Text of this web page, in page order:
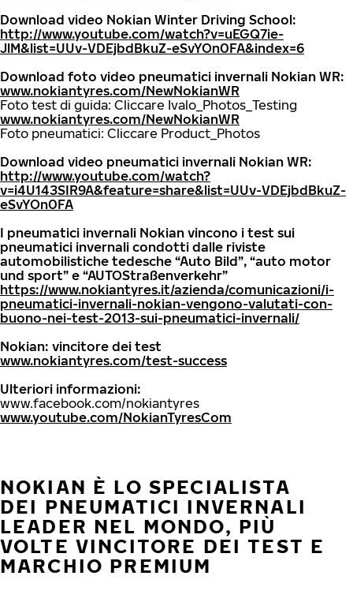
Download video Nokian Winter Driving School:
http://www.youtube.com/watch?v=uEGQ7ie-
JlM&list=UUv-VDEjbdBkuZ-eSvYOn0FA&index=6
Download foto video pneumatici invernali Nokian WR:
www.nokiantyres.com/NewNokianWR
Foto test di guida: Cliccare Ivalo_Photos_Testing
www.nokiantyres.com/NewNokianWR
Foto pneumatici: Cliccare Product_Photos
Download video pneumatici invernali Nokian WR:
http://www.youtube.com/watch?
v=i4U143SIR9A&feature=share&list=UUv-VDEjbdBkuZ-
eSvYOn0FA
I pneumatici invernali Nokian vincono i test sui
pneumatici invernali condotti dalle riviste
automobilistiche tedesche “Auto Bild”, “auto motor
und sport” e “AUTOStraßenverkehr”
https://www.nokiantyres.it/azienda/comunicazioni/i-
pneumatici-invernali-nokian-vengono-valutati-con-
buono-nei-test-2013-sui-pneumatici-invernali/
Nokian: vincitore dei test
www.nokiantyres.com/test-success
Ulteriori informazioni:
www.facebook.com/nokiantyres
www.youtube.com/NokianTyresCom
NOKIAN È LO SPECIALISTA
DEI PNEUMATICI INVERNALI
LEADER NEL MONDO, PIÙ
VOLTE VINCITORE DEI TEST E
MARCHIO PREMIUM